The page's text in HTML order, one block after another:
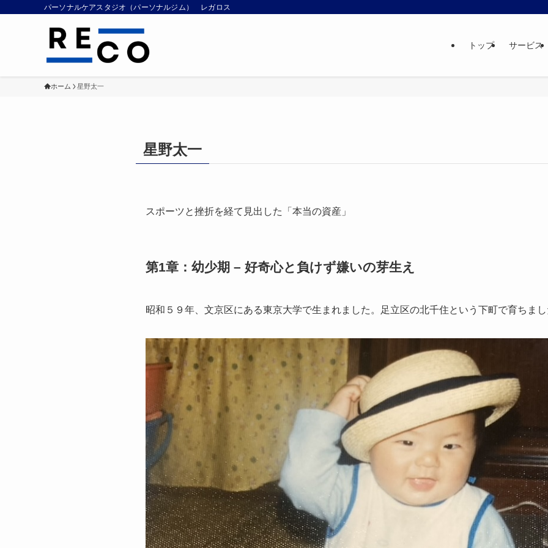
パーソナルケアスタジオ（パーソナルジム） レガロス
トップ サービス
ホーム 星野太一
星野太一
スポーツと挫折を経て見出した「本当の資産」
第1章：幼少期 – 好奇心と負けず嫌いの芽生え
昭和５９年、文京区にある東京大学で生まれました。足立区の北千住という下町で育ちま